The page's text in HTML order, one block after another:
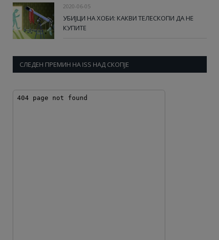
2020-06-05
УБИЈЦИ НА ХОБИ: КАКВИ ТЕЛЕСКОПИ ДА НЕ
КУПИТЕ
СЛЕДЕН ПРЕМИН НА ISS НАД СКОПЈЕ